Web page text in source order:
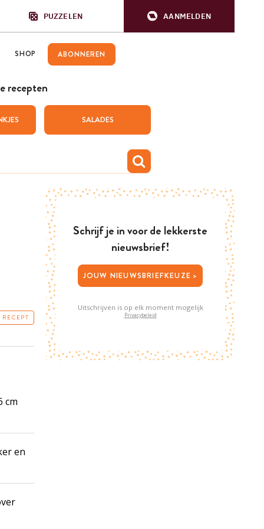
PUZZELEN AANMELDEN
SHOP ABONNEREN
recepten
SALADES
cm
en
Schrijf je in voor de lekkerste
nieuwsbrief!
JOUW NIEUWSBRIEFKEUZE >
Uitschrijven is op elk moment mogelijk
Privacybeleid